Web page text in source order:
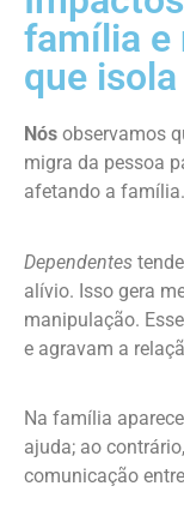
família e
que isola
Nós observamos
migra da pessoa
afetando a família.
Dependentes
alívio. Isso gera
manipulação.
e agravam a
Na família
ajuda; ao
comunicação